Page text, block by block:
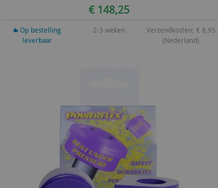
€ 148,25
Op bestelling
leverbaar
2-3 weken
Verzendkosten: € 8,95
(Nederland)